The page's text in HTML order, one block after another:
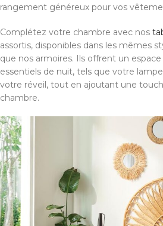
rangement généreux pour vos
Complétez votre chambre avec nos
assortis, disponibles dans les mêmes
que nos armoires. Ils offrent un
essentiels de nuit, tels que votre
votre réveil, tout en ajoutant une
chambre.